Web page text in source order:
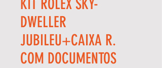
KIT ROLEX SKY-
DWELLER
JUBILEU+CAIXA R.
COM DOCUMENTOS